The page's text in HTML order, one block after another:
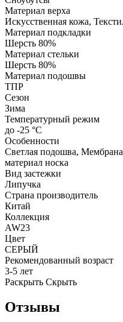
Материал верха
Искусственная кожа,
Материал подкладки
Шерсть 80%
Материал стельки
Шерсть 80%
Материал подошвы
ТПР
Сезон
Зима
Температурный режим
до -25 °C
Особенности
Светлая подошва,
материал носка
Вид застежки
Липучка
Страна производитель
Китай
Коллекция
AW23
Цвет
СЕРЫЙ
Рекомендованный возраст
3-5 лет
Раскрыть Скрыть
Отзывы